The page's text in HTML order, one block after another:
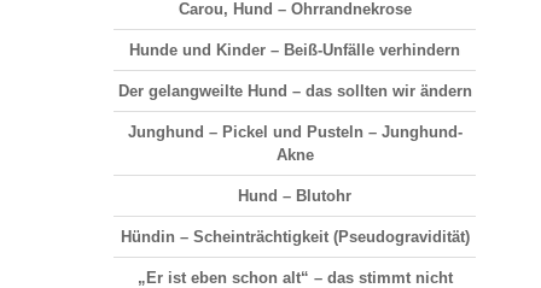
Carou, Hund – Ohrrandnekrose
Hunde und Kinder – Beiß-Unfälle verhindern
Der gelangweilte Hund – das sollten wir ändern
Junghund – Pickel und Pusteln – Junghund-
Akne
Hund – Blutohr
Hündin – Scheinträchtigkeit (Pseudogravidität)
„Er ist eben schon alt“ – das stimmt nicht